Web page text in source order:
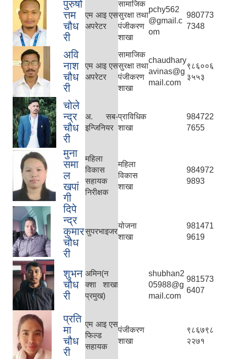
पुरुषो
त्तम
चौध
री
एम आइ एस
अपरेटर
सामाजिक
सुरक्षा तथा
पंजीकरण
शाखा
pchy562
@gmail.c
om
980773
7348
अवि
नाश
चौध
री
एम आइ एस
अपरेटर
सामाजिक
सुरक्षा तथा
पंजीकरण
शाखा
chaudhary
avinas@g
mail.com
९८६००६
३५५३
चोले
न्द्र
चौध
री
अ. सब-
इन्जिनियर
प्राविधिक
शाखा
984722
7655
मुना
समा
ल
खपां
गी
महिला
विकास
सहायक
निरीक्षक
महिला
विकास
शाखा
984972
9893
दिपे
न्द्र
कुमार
चौध
री
सुपरभाइजर
योजना
शाखा
981471
9619
शुभन
चौध
री
अमिन(न
क्शा शाखा
प्रमुख)
shubhan2
05988@g
mail.com
981573
6407
प्रति
मा
चौध
री
एम आइ एस
फिल्ड
सहायक
पंजीकरण
शाखा
९८६७९८
२२७१